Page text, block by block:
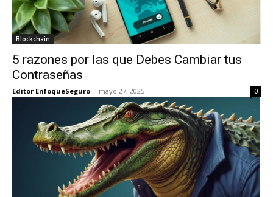
Blockchain
5 razones por las que Debes Cambiar tus
Contraseñas
Editor EnfoqueSeguro - mayo 27, 2025 0